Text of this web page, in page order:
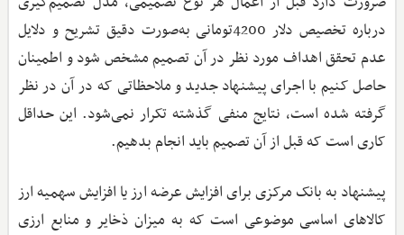
درباره تخصیص دلار 4200تومانی به‌صورت دقیق تشریح و دلایل
عدم تحقق اهداف مورد نظر در آن تصمیم مشخص شود و اطمینان
حاصل کنیم با اجرای پیشنهاد جدید و ملاحظاتی که در آن در نظر
گرفته شده است، نتایج منفی گذشته تکرار نمی‌شود. این حداقل
کاری است که قبل از آن تصمیم باید انجام بدهیم.
پیشنهاد به بانک مرکزی برای افزایش عرضه ارز یا افزایش سهمیه ارز
کالاهای اساسی موضوعی است که به میزان ذخایر و منابع ارزی